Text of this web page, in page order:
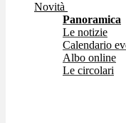
Novità
Panoramica
Le notizie
Calendario
Albo online
Le circolari